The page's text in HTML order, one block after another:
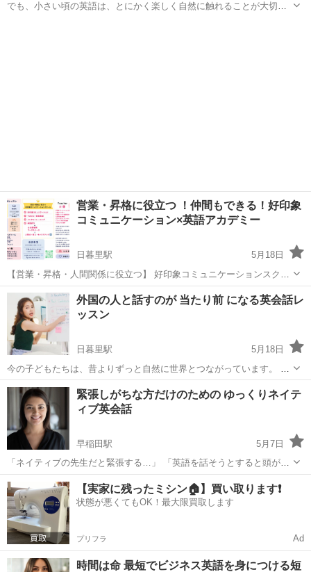
でも、小さい頃の英語は、とにかく楽しく自然に触れることが大切で
営業・昇格に役立つ ！仲間もできる！好印象
コミュニケーション×英語アカデミー
日暮里駅
5月18日
【営業・昇格・人間関係に役立つ】 好印象コミュニケーションスクー
ル体験受付中✨ はじめまして。 好印象コミュニケーション講師・心理
カウンセラーのAI愛です。 外資系接客責任者、元アメリカディズニー
キャスト、エ...
東京 文京区 日暮里駅 TOEIC(R)テスト
コミュニケーション
外国の人と話すのが 当たり前 になる英会話レ
ッスン
日暮里駅
5月18日
今の子どもたちは、昔よりずっと自然に世界とつながっています。 オ
ンラインゲーム。 YouTube。 SNS。 海外の動画や配信。 気づかない
うちに、英語に触れる場面もどんどん増えています。 だからこそ...
東京 文京区 日暮里駅 英会話 英会話レッスン
緊張しがちな方だけのための ゆっくりネイテ
ィブ英会話
早稲田駅
5月7日
「ネイティブの先生だと緊張する…」 「英語を話そうとすると頭が真
っ白になる…」 そんな方のための、“ゆっくり・安心”を大切にしたネ
イティブ英会話レッスンです。 急にたくさん話させたり、難しい内容
を押しつけたりは...
文京区 早稲田駅 英語/基礎英語 ネイティブ
【実家に残ったミシン🏠】買い取ります❗️
状態が悪くてもOK！最大限買取します
プリフラ Ad
時間は命 最短でビジネス英語を身につける短